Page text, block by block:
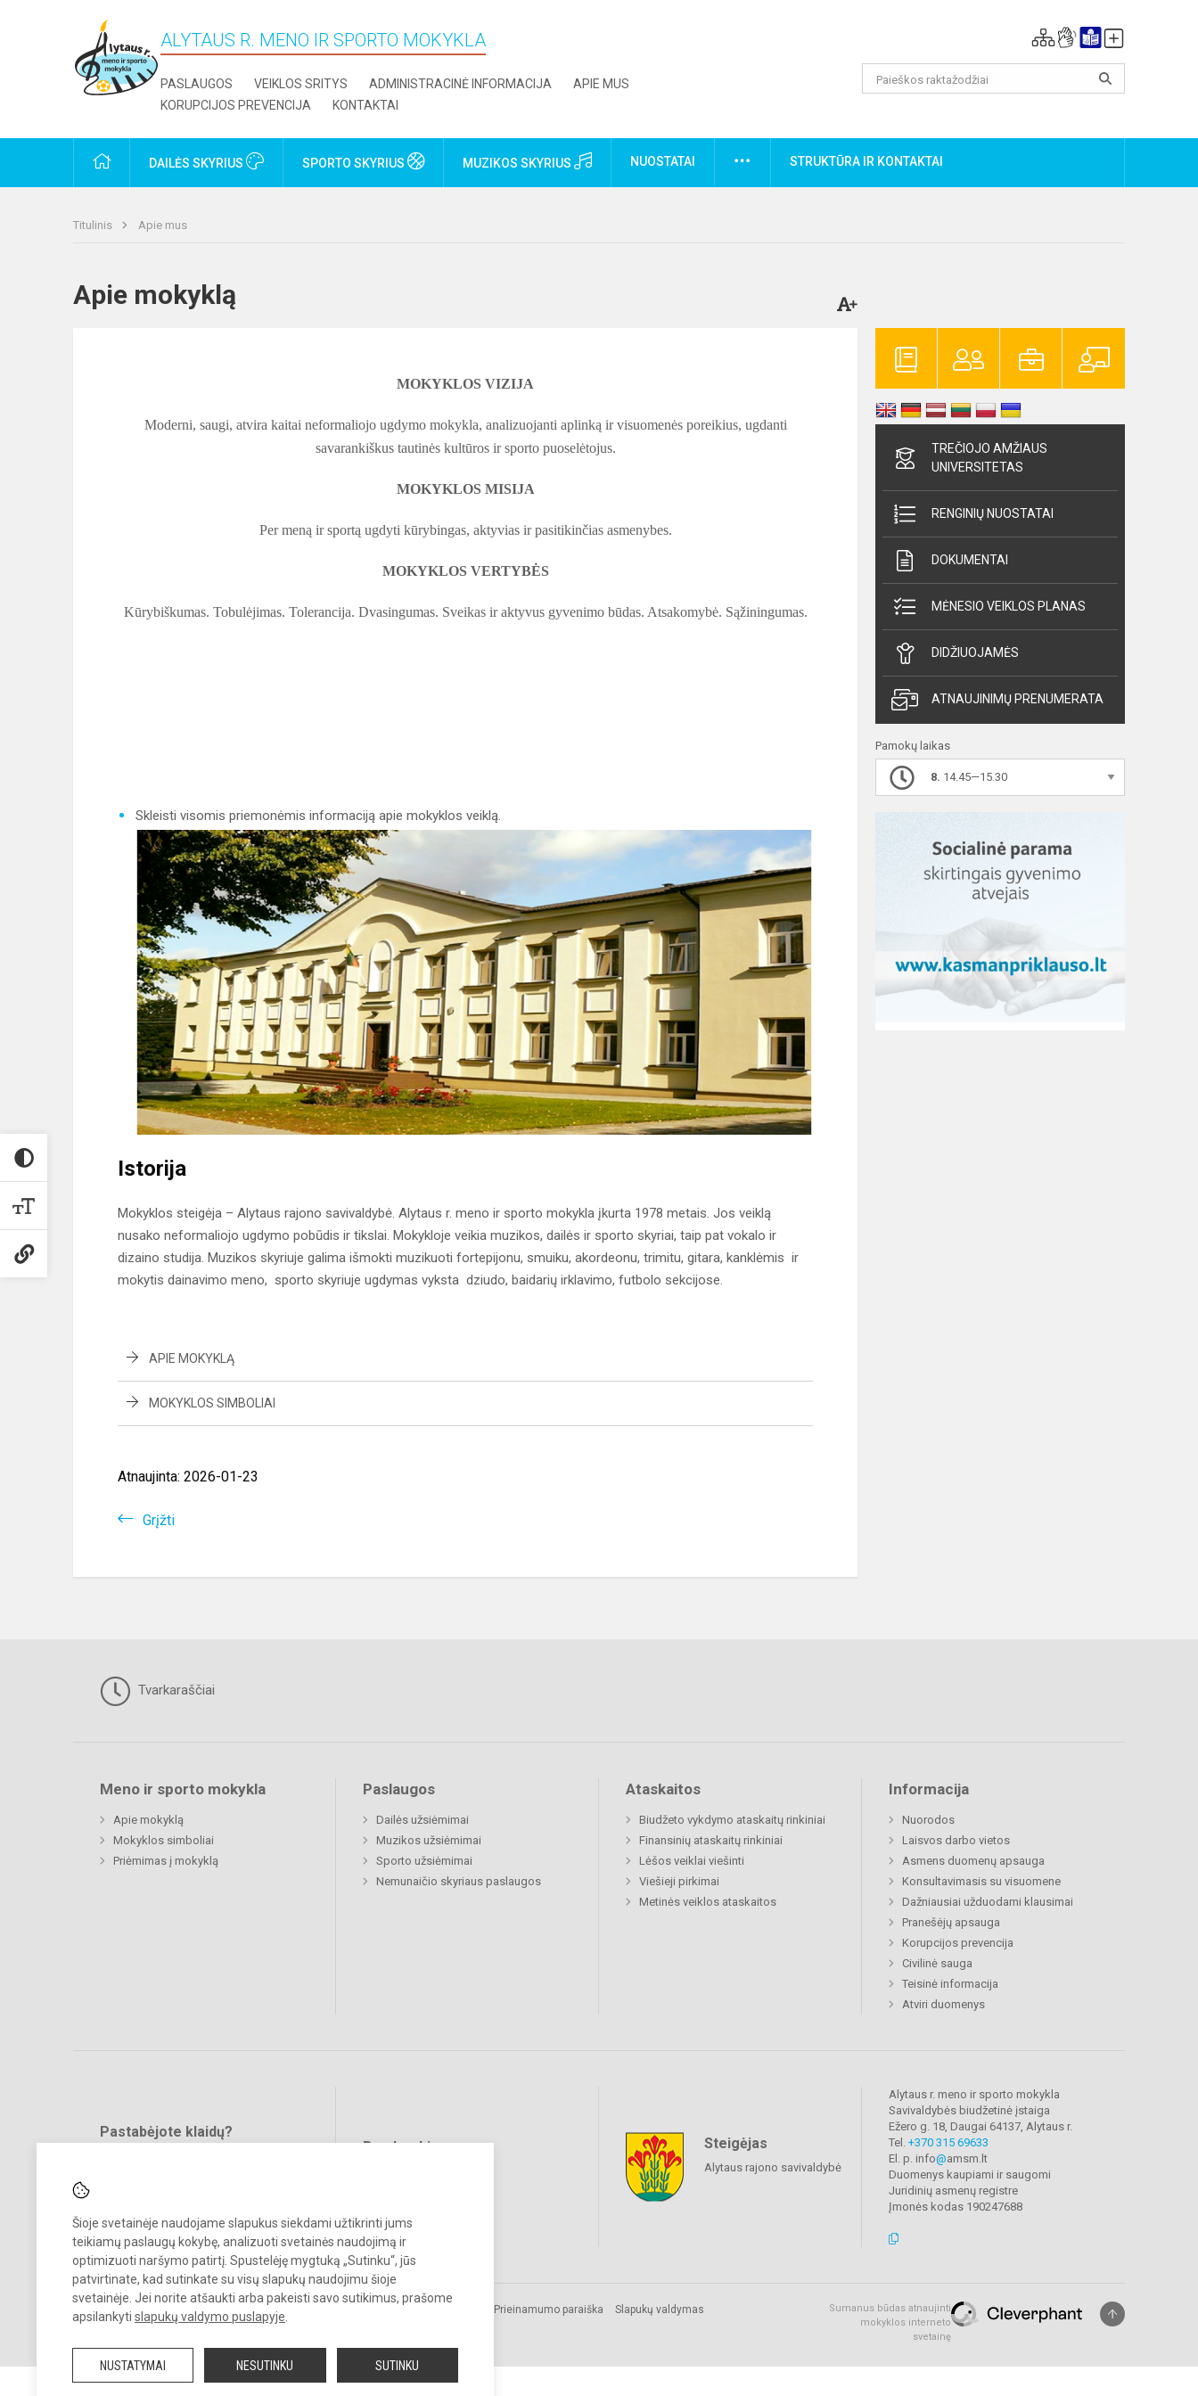
Šioje svetainėje naudojame slapukus siekdami užtikrinti jums
teikiamų paslaugų kokybę, analizuoti svetainės naudojimą ir
optimizuoti naršymo patirtį. Spustelėję mygtuką „Sutinku“, jūs
patvirtinate, kad sutinkate su visų slapukų naudojimu šioje
svetainėje. Jei norite atšaukti arba pakeisti savo sutikimus, prašome
apsilankyti slapukų valdymo puslapyje
NUSTATYMAI NESUTINKU SUTINKU
ALYTAUS R. MENO IR SPORTO MOKYKLA
PASLAUGOS VEIKLOS SRITYS ADMINISTRACINĖ INFORMACIJA
APIE MUS
KORUPCIJOS PREVENCIJA
KONTAKTAI
PRADŽIADAILĖS SKYRIUS SPORTO SKYRIUS MUZIKOS SKYRIUS NUOSTATAI STRUKTŪRA IR KONTAKTAI
Titulinis Apie mus
Apie mokyklą
MOKYKLOS VIZIJA
Moderni, saugi, atvira kaitai neformaliojo ugdymo mokykla, analizuojanti aplinką ir visuomenės poreikius, ugdanti
savarankiškus tautinės kultūros ir sporto puoselėtojus.
MOKYKLOS MISIJA
Per meną ir sportą ugdyti kūrybingas, aktyvias ir pasitikinčias asmenybes.
MOKYKLOS VERTYBĖS
Kūrybiškumas. Tobulėjimas. Tolerancija. Dvasingumas. Sveikas ir aktyvus gyvenimo būdas. Atsakomybė. Sąžiningumas.
Skleisti visomis priemonėmis informaciją apie mokyklos veiklą.
Istorija
Mokyklos steigėja – Alytaus rajono savivaldybė. Alytaus r. meno ir sporto mokykla įkurta 1978 metais. Jos veiklą
nusako neformaliojo ugdymo pobūdis ir tikslai. Mokykloje veikia muzikos, dailės ir sporto skyriai, taip pat vokalo ir
dizaino studija. Muzikos skyriuje galima išmokti muzikuoti fortepijonu, smuiku, akordeonu, trimitu, gitara, kanklėmis ir
mokytis dainavimo meno, sporto skyriuje ugdymas vyksta dziudo, baidarių irklavimo, futbolo sekcijose.
APIE MOKYKLĄ
MOKYKLOS SIMBOLIAI
Atnaujinta: 2026-01-23
Grįžti
TREČIOJO AMŽIAUS
UNIVERSITETAS
RENGINIŲ NUOSTATAI
DOKUMENTAI
MĖNESIO VEIKLOS PLANAS
DIDŽIUOJAMĖS
ATNAUJINIMŲ PRENUMERATA
Pamokų laikas
8. 14.45—15.30
Tvarkaraščiai
Meno ir sporto mokykla
Apie mokyklą
Mokyklos simboliai
Priėmimas į mokyklą
Paslaugos
Dailės užsiėmimai
Muzikos užsiėmimai
Sporto užsiėmimai
Nemunaičio skyriaus paslaugos
Ataskaitos
Biudžeto vykdymo ataskaitų rinkiniai
Finansinių ataskaitų rinkiniai
Lėšos veiklai viešinti
Viešieji pirkimai
Metinės veiklos ataskaitos
Informacija
Nuorodos
Laisvos darbo vietos
Asmens duomenų apsauga
Konsultavimasis su visuomene
Dažniausiai užduodami klausimai
Pranešėjų apsauga
Korupcijos prevencija
Civilinė sauga
Teisinė informacija
Atviri duomenys
Pastabėjote klaidų?
Bendraukime Steigėjas
Alytaus rajono savivaldybė
Alytaus r. meno ir sporto mokykla
Savivaldybės biudžetinė įstaiga
Ežero g. 18, Daugai 64137, Alytaus r.
Tel. +370 315 69633
El. p. info@amsm.lt
Duomenys kaupiami ir saugomi
Juridinių asmenų registre
Įmonės kodas 190247688
© 2020. Alytaus r. meno ir sporto mokykla. Visos teisės saugomos.
Kopijuoti turinį be raštiško mokyklos sutikimo griežtai draudžiama.
Prieinamumo paraiška Slapukų valdymas
Sumanus būdas atnaujinti
mokyklos interneto
svetainę